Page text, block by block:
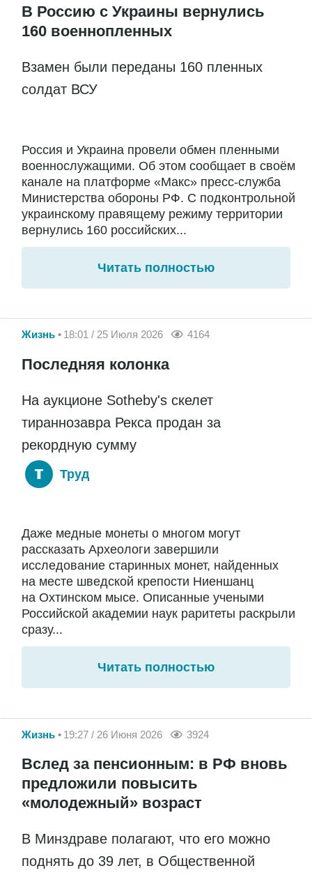
В Россию с Украины вернулись
160 военнопленных
Взамен были переданы 160 пленных
солдат ВСУ
Россия и Украина провели обмен пленными
военнослужащими. Об этом сообщает в своём
канале на платформе «Макс» пресс-служба
Министерства обороны РФ. С подконтрольной
украинскому правящему режиму территории
вернулись 160 российских...
Читать полностью
Жизнь 18:01 / 25 Июля 2026 4164
Последняя колонка
На аукционе Sotheby's скелет
тираннозавра Рекса продан за
рекордную сумму
Труд
Даже медные монеты о многом могут
рассказать Археологи завершили
исследование старинных монет, найденных
на месте шведской крепости Ниеншанц
на Охтинском мысе. Описанные учеными
Российской академии наук раритеты раскрыли
сразу...
Читать полностью
Жизнь 19:27 / 26 Июня 2026 3924
Вслед за пенсионным: в РФ вновь
предложили повысить
«молодежный» возраст
В Минздраве полагают, что его можно
поднять до 39 лет, в Общественной